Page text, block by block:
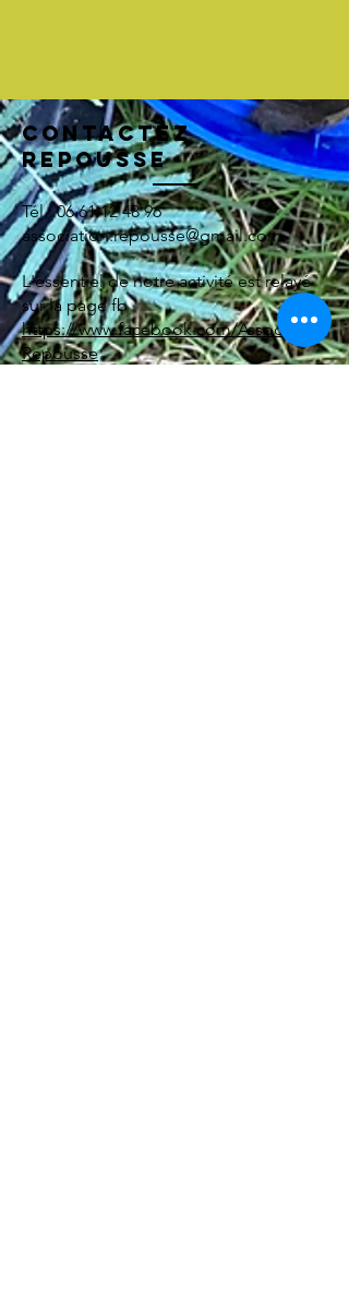
Contactez
Repousse
Tél :06 61 12 48 96
association.repousse@gmail.com
L'essentiel de notre activité est relayé
sur la page fb
https://www.facebook.com/Association
Repousse